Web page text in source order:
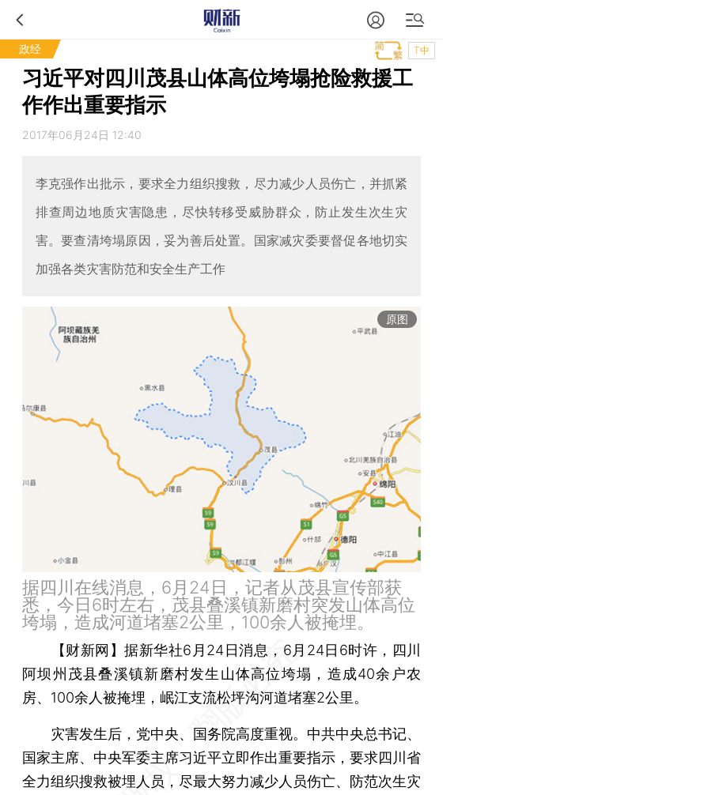
政经 T中
习近平对四川茂县山体高位垮塌抢险救援工
作作出重要指示
2017年06月24日 12:40
李克强作出批示，要求全力组织搜救，尽力减少人员伤亡，并抓紧
排查周边地质灾害隐患，尽快转移受威胁群众，防止发生次生灾
害。要查清垮塌原因，妥为善后处置。国家减灾委要督促各地切实
加强各类灾害防范和安全生产工作
原图
据四川在线消息，6月24日，记者从茂县宣传部获
悉，今日6时左右，茂县叠溪镇新磨村突发山体高位
垮塌，造成河道堵塞2公里，100余人被掩埋。
【财新网】据新华社6月24日消息，6月24日6时许，四川
阿坝州茂县叠溪镇新磨村发生山体高位垮塌，造成40余户农
房、100余人被掩埋，岷江支流松坪沟河道堵塞2公里。
灾害发生后，党中央、国务院高度重视。中共中央总书记、
国家主席、中央军委主席习近平立即作出重要指示，要求四川省
全力组织搜救被埋人员，尽最大努力减少人员伤亡、防范次生灾